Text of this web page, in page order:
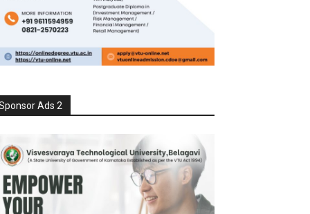
Ads 2